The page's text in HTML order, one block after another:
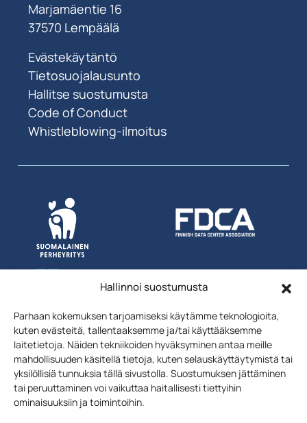
Hallinnoi suostumusta
Parhaan kokemuksen tarjoamiseksi käytämme teknologioita,
kuten evästeitä, tallentaaksemme ja/tai käyttääksemme
laitetietoja. Näiden tekniikoiden hyväksyminen antaa meille
mahdollisuuden käsitellä tietoja, kuten selauskäyttäytymistä tai
yksilöllisiä tunnuksia tällä sivustolla. Suostumuksen jättäminen
tai peruuttaminen voi vaikuttaa haitallisesti tiettyihin
ominaisuuksiin ja toimintoihin.
Marjamäentie 16
37570 Lempäälä
Evästekäytäntö
Tietosuojalausunto
Hallitse suostumusta
Code of Conduct
Whistleblowing-ilmoitus
Uutiskirjeen
Liity postituslistalle